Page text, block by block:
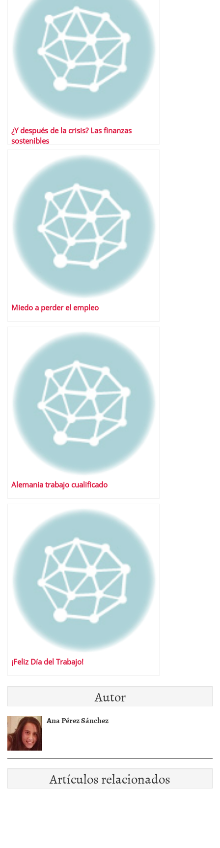
¿Y después de la crisis? Las finanzas
sostenibles
Miedo a perder el empleo
Alemania trabajo cualificado
¡Feliz Día del Trabajo!
Autor
Ana Pérez Sánchez
Artículos relacionados